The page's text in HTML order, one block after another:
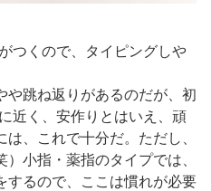
つくので、タイピングしや
や跳ね返りがあるのだが、初
近く、安作りとはいえ、頑
、これで十分だ。ただし、
小指・薬指のタイプでは、
するので、ここは慣れが必要